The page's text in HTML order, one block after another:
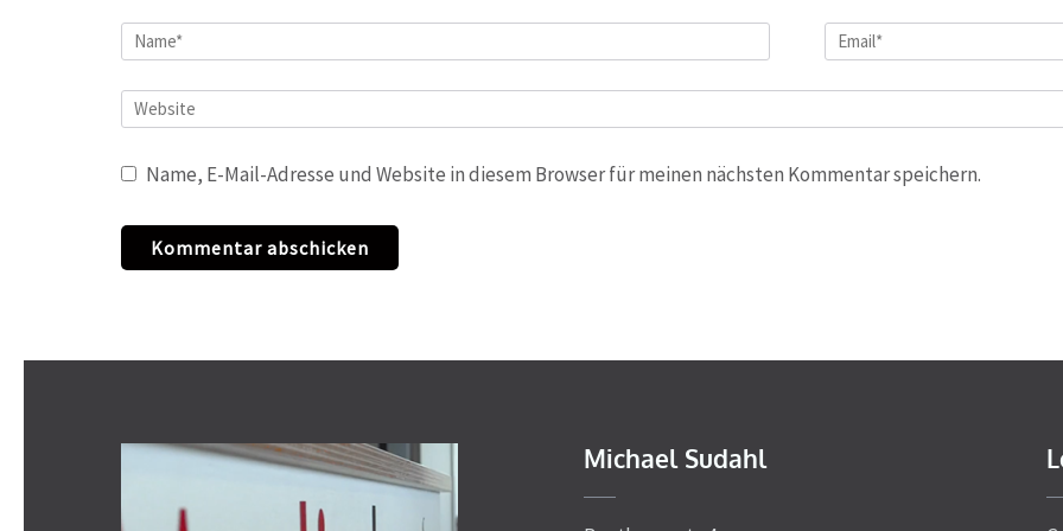
Name* Email*
Website
Name, E-Mail-Adresse und Website in diesem Browser für meinen nächsten Kommentar speichern.
Michael Sudahl